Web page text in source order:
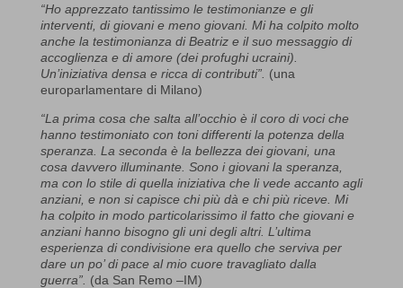
“Ho apprezzato tantissimo le testimonianze e gli
interventi, di giovani e meno giovani. Mi ha colpito molto
anche la testimonianza di Beatriz e il suo messaggio di
accoglienza e di amore (dei profughi ucraini).
Un’iniziativa densa e ricca di contributi”. (una
europarlamentare di Milano)
“La prima cosa che salta all’occhio è il coro di voci che
hanno testimoniato con toni differenti la potenza della
speranza. La seconda è la bellezza dei giovani, una
cosa davvero illuminante. Sono i giovani la speranza,
ma con lo stile di quella iniziativa che li vede accanto agli
anziani, e non si capisce chi più dà e chi più riceve. Mi
ha colpito in modo particolarissimo il fatto che giovani e
anziani hanno bisogno gli uni degli altri. L’ultima
esperienza di condivisione era quello che serviva per
dare un po’ di pace al mio cuore travagliato dalla
guerra”. (da San Remo –IM)